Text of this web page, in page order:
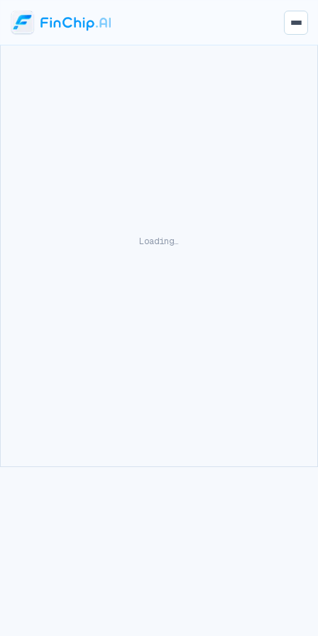
Loading…